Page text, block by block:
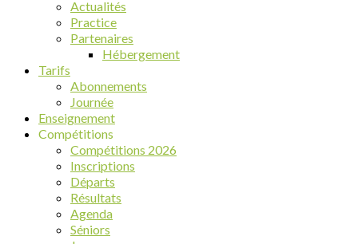
Actualités
Practice
Partenaires
Hébergement
Tarifs
Abonnements
Journée
Enseignement
Compétitions
Compétitions 2026
Inscriptions
Départs
Résultats
Agenda
Séniors